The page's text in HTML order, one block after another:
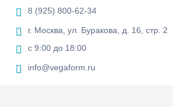
8 (925) 800-62-34
г. Москва, ул. Буракова, д. 16, стр. 2
с 9:00 до 18:00
info@vegaform.ru